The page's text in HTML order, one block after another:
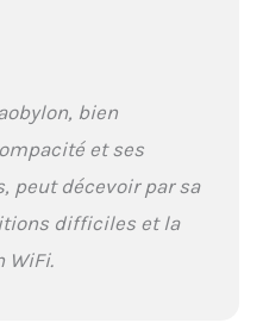
】Enregistrez des
Fi à votre
pour
les
La carte
des heures de
bien
et ses
peut décevoir par sa
difficiles et la
WiFi.